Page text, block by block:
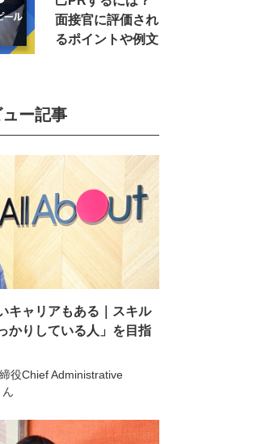
面接官に評価され
るポイントや例文
ー記事
キャリアもある｜スキル
かりしている人」を目指
役Chief Administrative